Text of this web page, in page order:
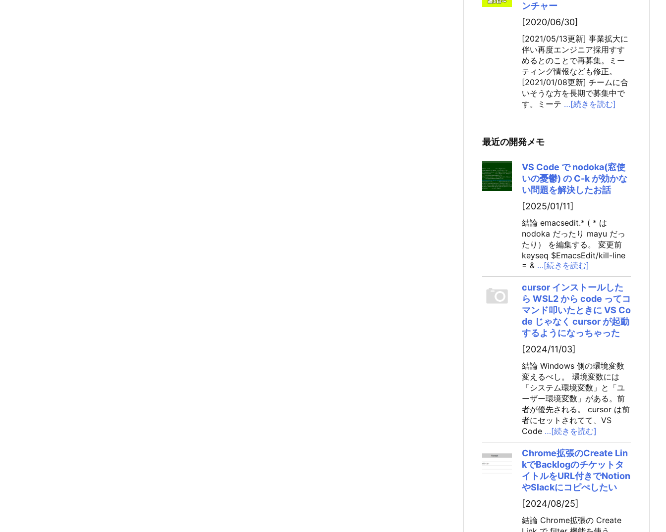
ンチャー
[2020/06/30]
[2021/05/13更新] 事業拡大に
伴い再度エンジニア採用すす
めるとのことで再募集。ミー
ティング情報なども修正。
[2021/01/08更新] チームに合
いそうな方を長期で募集中で
す。ミーテ …[続きを読む]
最近の開発メモ
VS Code で nodoka(窓使
いの憂鬱) の C-k が効かな
い問題を解決したお話
[2025/01/11]
結論 emacsedit.* ( * は
nodoka だったり mayu だっ
たり） を編集する。 変更前
keyseq $EmacsEdit/kill-line
= & …[続きを読む]
cursor インストールした
ら WSL2 から code ってコ
マンド叩いたときに VS Co
de じゃなく cursor が起動
するようになっちゃった
[2024/11/03]
結論 Windows 側の環境変数
変えるべし。 環境変数には
「システム環境変数」と「ユ
ーザー環境変数」がある。前
者が優先される。 cursor は前
者にセットされてて、VS
Code …[続きを読む]
Chrome拡張のCreate Lin
kでBacklogのチケットタ
イトルをURL付きでNotion
やSlackにコピぺしたい
[2024/08/25]
結論 Chrome拡張の Create